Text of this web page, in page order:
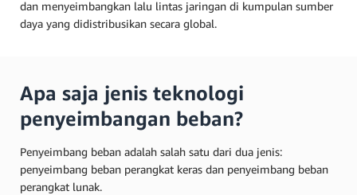
dan menyeimbangkan lalu lintas jaringan di kumpulan sumber
daya yang didistribusikan secara global.
Apa saja jenis teknologi
penyeimbangan beban?
Penyeimbang beban adalah salah satu dari dua jenis:
penyeimbang beban perangkat keras dan penyeimbang beban
perangkat lunak.